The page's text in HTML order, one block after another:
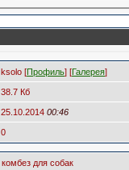
ksolo [Профиль] [Галерея]
38.7 Кб
25.10.2014 00:46
0
комбез для собак